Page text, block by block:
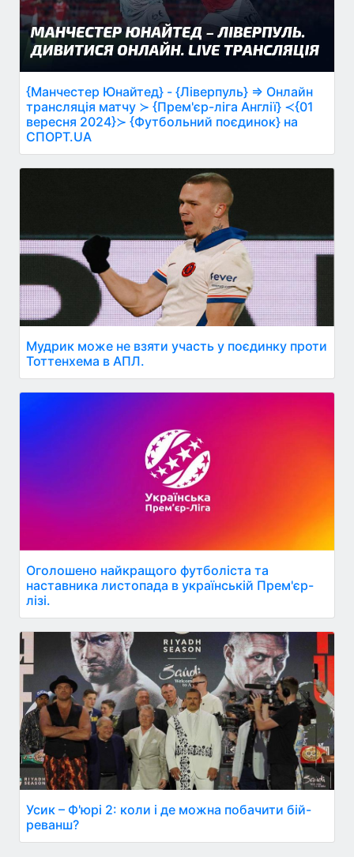
{Манчестер Юнайтед} - {Ліверпуль} ⇒ Онлайн
трансляція матчу ≻ {Прем'єр-ліга Англії} ≺{01
вересня 2024}≻ {Футбольний поєдинок} на
СПОРТ.UA
Мудрик може не взяти участь у поєдинку проти
Тоттенхема в АПЛ.
Оголошено найкращого футболіста та
наставника листопада в українській Прем'єр-
лізі.
Усик – Ф'юрі 2: коли і де можна побачити бій-
реванш?